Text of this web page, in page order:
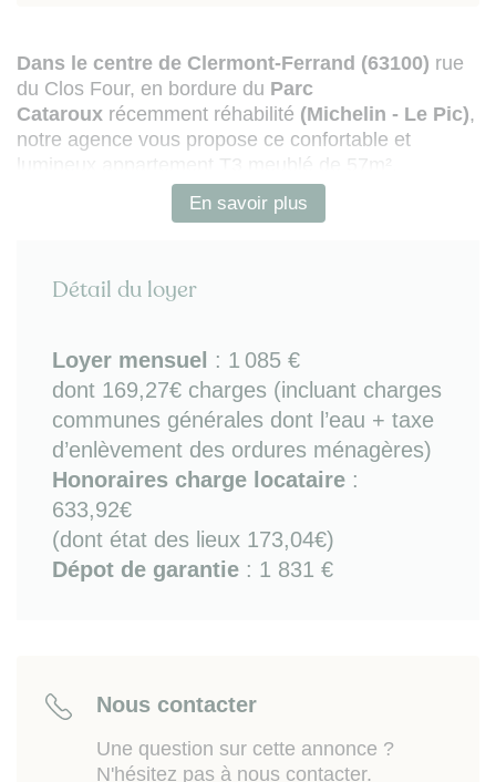
Dans le centre de Clermont-Ferrand (63100) rue
du Clos Four, en bordure du Parc
Cataroux récemment réhabilité (Michelin - Le Pic),
notre agence vous propose ce confortable et
lumineux appartement T3 meublé de 57m²,
fraîchement rénové et prolongé d'un balcon-loggia
(orienté est, avec vue panoramique). Bénéficiant
logement logement est adapté pour un quotidien
- entrée avec mobilier de rangement
- séjour ouvert sur balcon-loggia, avec espace salon
(canapé et TV),
- cuisine ouverte avec espace repas, kitchenette
équipée (réfrigérateur, plaques de cuisson vitro-
céramiques, kit vaisselle, petit électroménager) et
placard de rangement (avec lave-linge)
- 2 chambres double couchage avec console-
bureau et mobilier de rangement
hôtelière / kit accessoires literie fourni / accessibilité
En savoir plus
Détail du loyer
Loyer mensuel : 1 085 €
dont 169,27€ charges (incluant charges
communes générales dont l’eau + taxe
d’enlèvement des ordures ménagères)
Honoraires charge locataire :
633,92€
(dont état des lieux 173,04€)
Dépot de garantie : 1 831 €
Nous contacter
Une question sur cette annonce ?
N'hésitez pas à nous contacter.